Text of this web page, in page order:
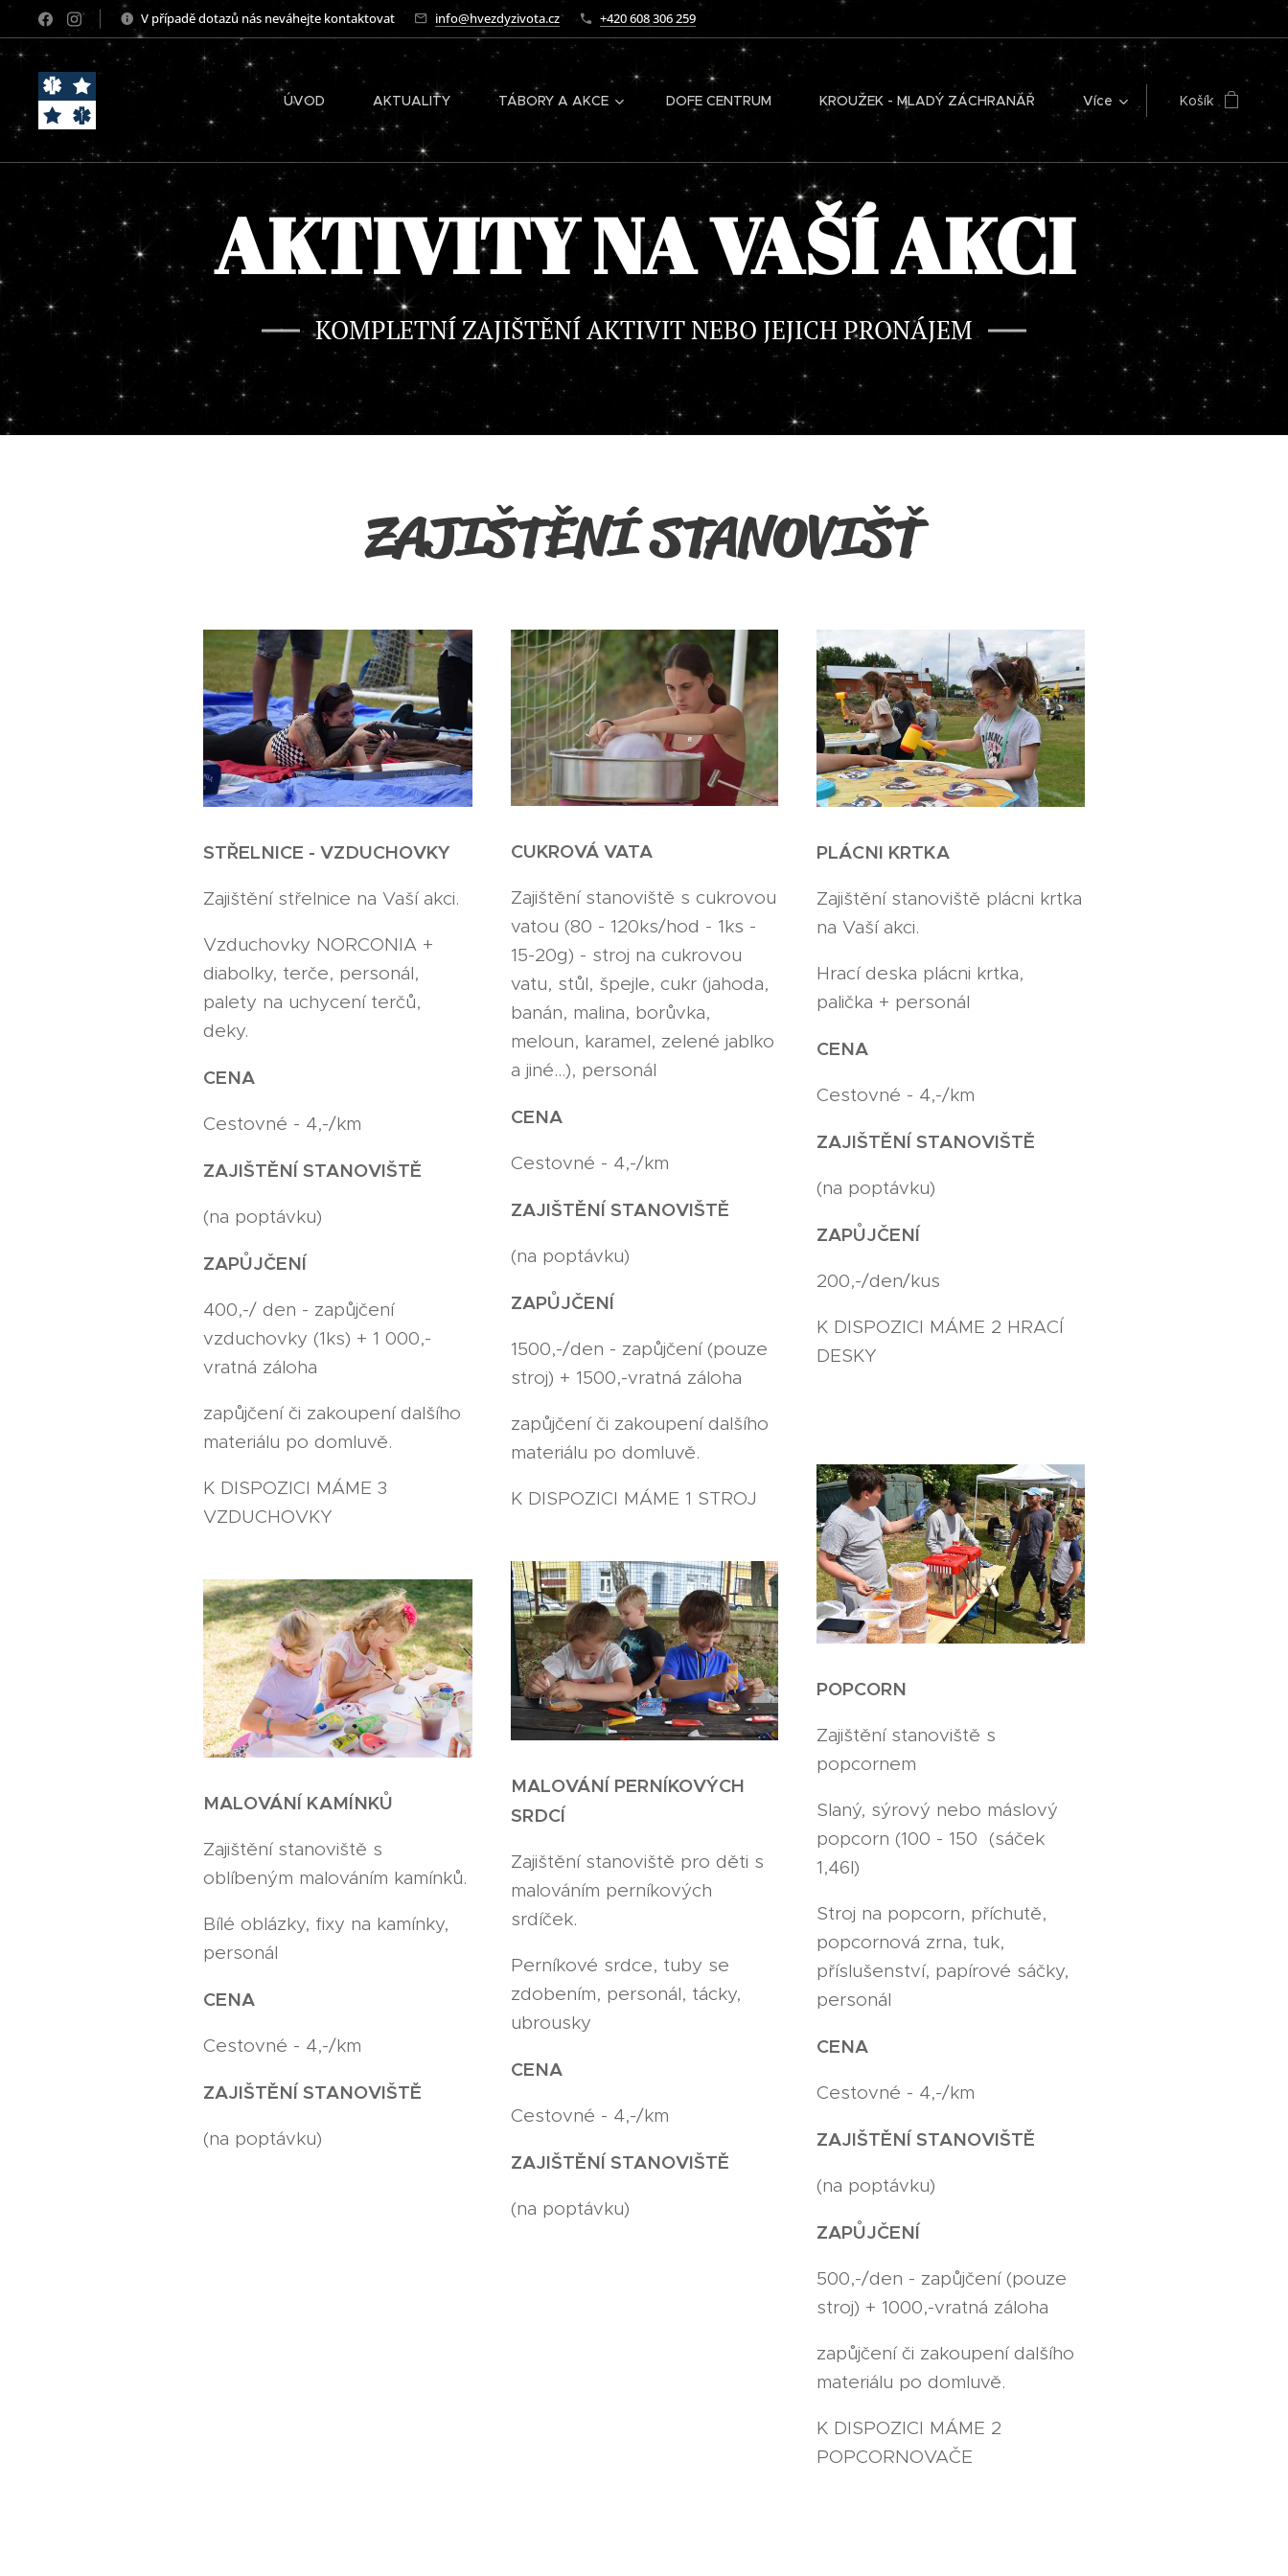
V případě dotazů nás neváhejte kontaktovat info@hvezdyzivota.cz +420 608 306 259
ÚVOD AKTUALITY TÁBORY A AKCE DOFE CENTRUM KROUŽEK - MLADÝ ZÁCHRANÁŘ Více Košík
AKTIVITY NA VAŠÍ AKCI
KOMPLETNÍ ZAJIŠTĚNÍ AKTIVIT NEBO JEJICH PRONÁJEM
ZAJIŠTĚNÍ STANOVIŠŤ
STŘELNICE - VZDUCHOVKY
Zajištění střelnice na Vaší akci.
Vzduchovky NORCONIA +
diabolky, terče, personál,
palety na uchycení terčů,
deky.
CENA
Cestovné - 4,-/km
ZAJIŠTĚNÍ STANOVIŠTĚ
(na poptávku)
ZAPŮJČENÍ
400,-/ den - zapůjčení
vzduchovky (1ks) + 1 000,-
vratná záloha
zapůjčení či zakoupení dalšího
materiálu po domluvě.
K DISPOZICI MÁME 3
VZDUCHOVKY
MALOVÁNÍ KAMÍNKŮ
Zajištění stanoviště s
oblíbeným malováním kamínků.
Bílé oblázky, fixy na kamínky,
personál
CENA
Cestovné - 4,-/km
ZAJIŠTĚNÍ STANOVIŠTĚ
(na poptávku)
CUKROVÁ VATA
Zajištění stanoviště s cukrovou
vatou (80 - 120ks/hod - 1ks -
15-20g) - stroj na cukrovou
vatu, stůl, špejle, cukr (jahoda,
banán, malina, borůvka,
meloun, karamel, zelené jablko
a jiné...), personál
CENA
Cestovné - 4,-/km
ZAJIŠTĚNÍ STANOVIŠTĚ
(na poptávku)
ZAPŮJČENÍ
1500,-/den - zapůjčení (pouze
stroj) + 1500,-vratná záloha
zapůjčení či zakoupení dalšího
materiálu po domluvě.
K DISPOZICI MÁME 1 STROJ
MALOVÁNÍ PERNÍKOVÝCH
SRDCÍ
Zajištění stanoviště pro děti s
malováním perníkových
srdíček.
Perníkové srdce, tuby se
zdobením, personál, tácky,
ubrousky
CENA
Cestovné - 4,-/km
ZAJIŠTĚNÍ STANOVIŠTĚ
(na poptávku)
PLÁCNI KRTKA
Zajištění stanoviště plácni krtka
na Vaší akci.
Hrací deska plácni krtka,
palička + personál
CENA
Cestovné - 4,-/km
ZAJIŠTĚNÍ STANOVIŠTĚ
(na poptávku)
ZAPŮJČENÍ
200,-/den/kus
K DISPOZICI MÁME 2 HRACÍ
DESKY
POPCORN
Zajištění stanoviště s
popcornem
Slaný, sýrový nebo máslový
popcorn (100 - 150 (sáček
1,46l)
Stroj na popcorn, příchutě,
popcornová zrna, tuk,
příslušenství, papírové sáčky,
personál
CENA
Cestovné - 4,-/km
ZAJIŠTĚNÍ STANOVIŠTĚ
(na poptávku)
ZAPŮJČENÍ
500,-/den - zapůjčení (pouze
stroj) + 1000,-vratná záloha
zapůjčení či zakoupení dalšího
materiálu po domluvě.
K DISPOZICI MÁME 2
POPCORNOVAČE